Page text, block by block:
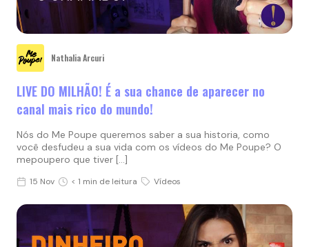
Nathalia Arcuri
LIVE DO MILHÃO! É a sua chance de aparecer no
canal mais rico do mundo!
Nós do Me Poupe queremos saber a sua historia, como
você desfudeu a sua vida com os vídeos do Me Poupe? O
mepoupero que tiver […]
15 Nov < 1 min de leitura Vídeos